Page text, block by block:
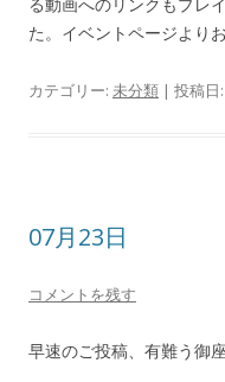
た。イベントページより
カテゴリー: 未分類 | 投稿日:
07月23日
コメントを残す
早速のご投稿、有難う御座